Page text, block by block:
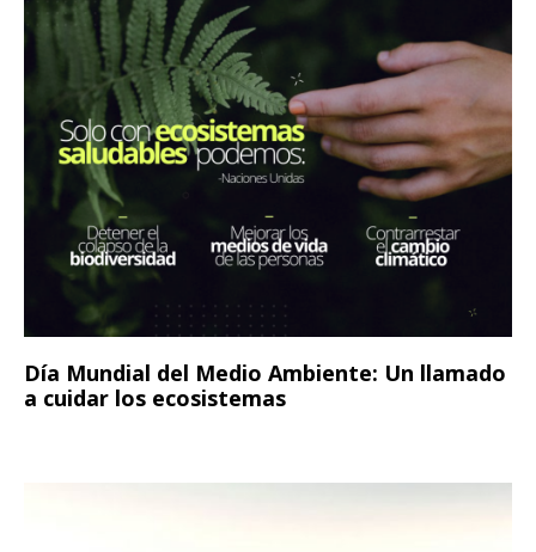
Día Mundial del Medio Ambiente: Un llamado
a cuidar los ecosistemas